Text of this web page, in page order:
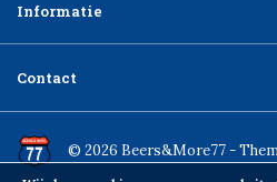
Informatie
Contact
© 2026 Beers&More77 -